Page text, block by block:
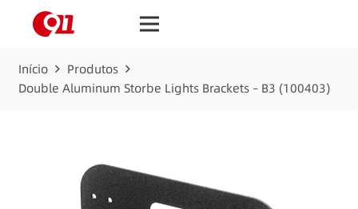
Início
Produtos
Double Aluminum Storbe Lights Brackets – B3 (100403)